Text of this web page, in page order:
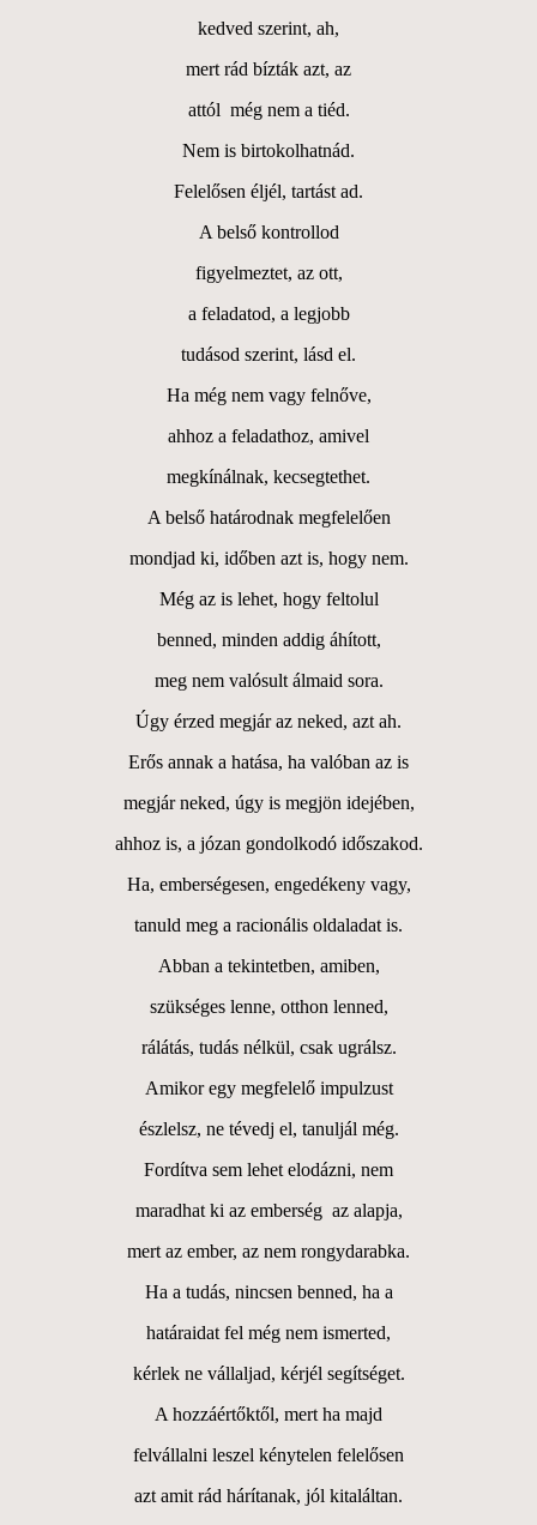
kedved szerint, ah,
mert rád bízták azt, az
attól még nem a tiéd.
Nem is birtokolhatnád.
Felelősen éljél, tartást ad.
A belső kontrollod
figyelmeztet, az ott,
a feladatod, a legjobb
tudásod szerint, lásd el.
Ha még nem vagy felnőve,
ahhoz a feladathoz, amivel
megkínálnak, kecsegtethet.
A belső határodnak megfelelően
mondjad ki, időben azt is, hogy nem.
Még az is lehet, hogy feltolul
benned, minden addig áhított,
meg nem valósult álmaid sora.
Úgy érzed megjár az neked, azt ah.
Erős annak a hatása, ha valóban az is
megjár neked, úgy is megjön idejében,
ahhoz is, a józan gondolkodó időszakod.
Ha, emberségesen, engedékeny vagy,
tanuld meg a racionális oldaladat is.
Abban a tekintetben, amiben,
szükséges lenne, otthon lenned,
rálátás, tudás nélkül, csak ugrálsz.
Amikor egy megfelelő impulzust
észlelsz, ne tévedj el, tanuljál még.
Fordítva sem lehet elodázni, nem
maradhat ki az emberség az alapja,
mert az ember, az nem rongydarabka.
Ha a tudás, nincsen benned, ha a
határaidat fel még nem ismerted,
kérlek ne vállaljad, kérjél segítséget.
A hozzáértőktől, mert ha majd
felvállalni leszel kénytelen felelősen
azt amit rád hárítanak, jól kitaláltan.